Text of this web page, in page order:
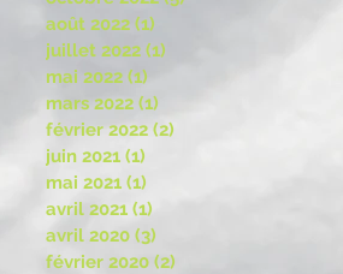
août 2022 (1)
juillet 2022 (1)
mai 2022 (1)
mars 2022 (1)
février 2022 (2)
juin 2021 (1)
mai 2021 (1)
avril 2021 (1)
avril 2020 (3)
février 2020 (2)